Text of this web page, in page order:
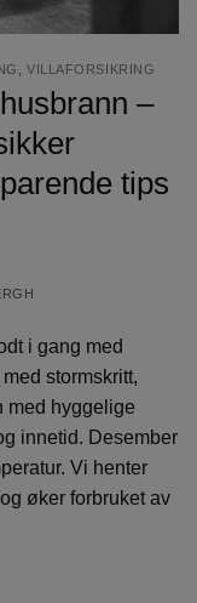
VILLAFORSIKRING
–
tips
i gang med
stormskritt,
med hyggelige
innetid. Desember
Vi henter
øker forbruket av